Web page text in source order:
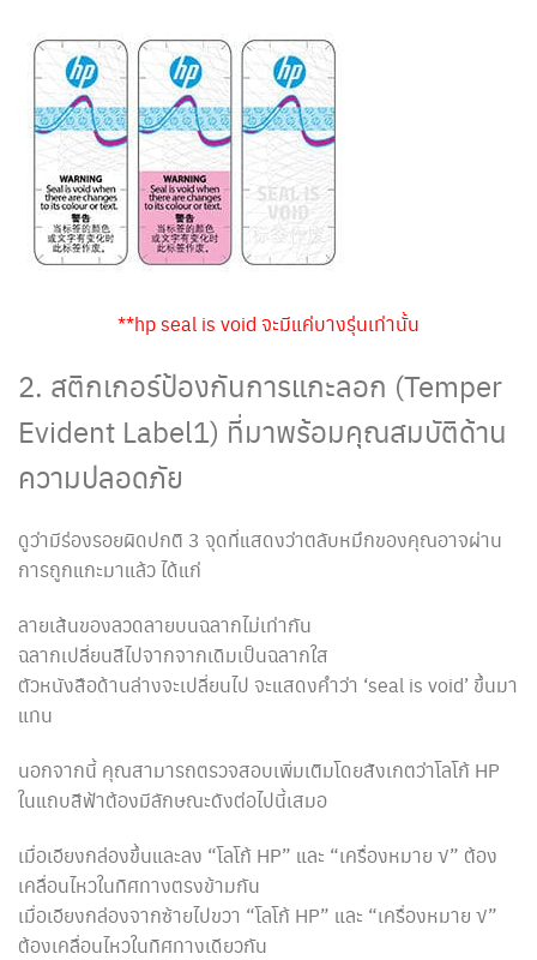
**hp seal is void จะมีแค่บางรุ่นเท่านั้น
2. สติกเกอร์ป้องกันการแกะลอก (Temper
Evident Label1) ที่มาพร้อมคุณสมบัติด้าน
ความปลอดภัย
ดูว่ามีร่องรอยผิดปกติ 3 จุดที่แสดงว่าตลับหมึกของคุณอาจผ่าน
การถูกแกะมาแล้ว ได้แก่
ลายเส้นของลวดลายบนฉลากไม่เท่ากัน
ฉลากเปลี่ยนสีไปจากจากเดิมเป็นฉลากใส
ตัวหนังสือด้านล่างจะเปลี่ยนไป จะแสดงคำว่า ‘seal is void’ ขึ้นมา
แทน
นอกจากนี้ คุณสามารถตรวจสอบเพิ่มเติมโดยสังเกตว่าโลโก้ HP
ในแถบสีฟ้าต้องมีลักษณะดังต่อไปนี้เสมอ
เมื่อเอียงกล่องขึ้นและลง “โลโก้ HP” และ “เครื่องหมาย √” ต้อง
เคลื่อนไหวในทิศทางตรงข้ามกัน
เมื่อเอียงกล่องจากซ้ายไปขวา “โลโก้ HP” และ “เครื่องหมาย √”
ต้องเคลื่อนไหวในทิศทางเดียวกัน